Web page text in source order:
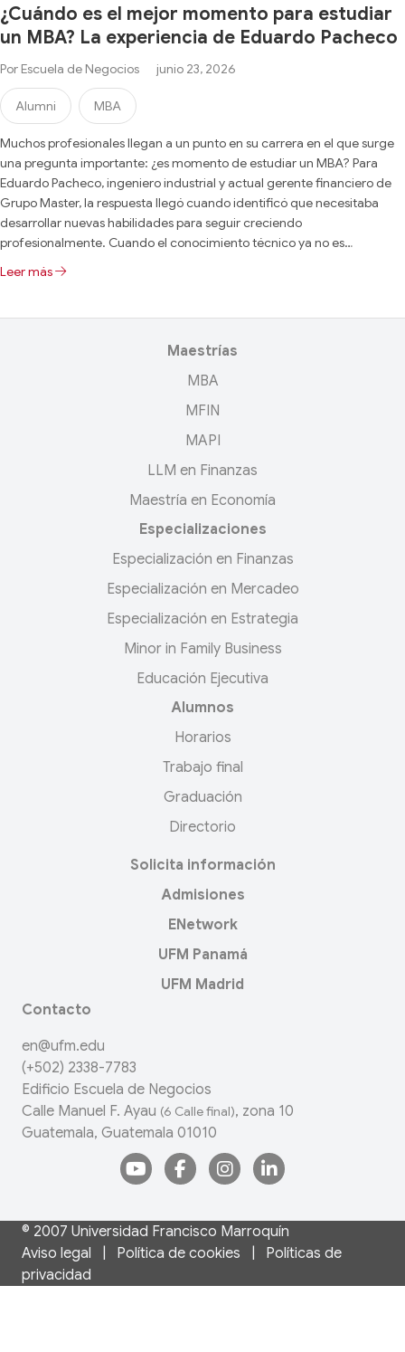
¿Cuándo es el mejor momento para estudiar
un MBA? La experiencia de Eduardo Pacheco
Por Escuela de Negocios junio 23, 2026
Alumni MBA
Muchos profesionales llegan a un punto en su carrera en el que surge
una pregunta importante: ¿es momento de estudiar un MBA? Para
Eduardo Pacheco, ingeniero industrial y actual gerente financiero de
Grupo Master, la respuesta llegó cuando identificó que necesitaba
desarrollar nuevas habilidades para seguir creciendo
profesionalmente. Cuando el conocimiento técnico ya no es…
Leer más
Maestrías
MBA
MFIN
MAPI
LLM en Finanzas
Maestría en Economía
Especializaciones
Especialización en Finanzas
Especialización en Mercadeo
Especialización en Estrategia
Minor in Family Business
Educación Ejecutiva
Alumnos
Horarios
Trabajo final
Graduación
Directorio
Solicita información
Admisiones
ENetwork
UFM Panamá
UFM Madrid
Contacto
en@ufm.edu
(+502) 2338-7783
Edificio Escuela de Negocios
Calle Manuel F. Ayau (6 Calle final), zona 10
Guatemala, Guatemala 01010
© 2007 Universidad Francisco Marroquín
Aviso legal
Política de cookies
Políticas de
privacidad